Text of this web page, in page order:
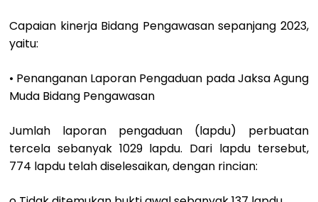
Capaian kinerja Bidang Pengawasan sepanjang 2023,
yaitu:
• Penanganan Laporan Pengaduan pada Jaksa Agung
Muda Bidang Pengawasan
Jumlah laporan pengaduan (lapdu) perbuatan
tercela sebanyak 1029 lapdu. Dari lapdu tersebut,
774 lapdu telah diselesaikan, dengan rincian: